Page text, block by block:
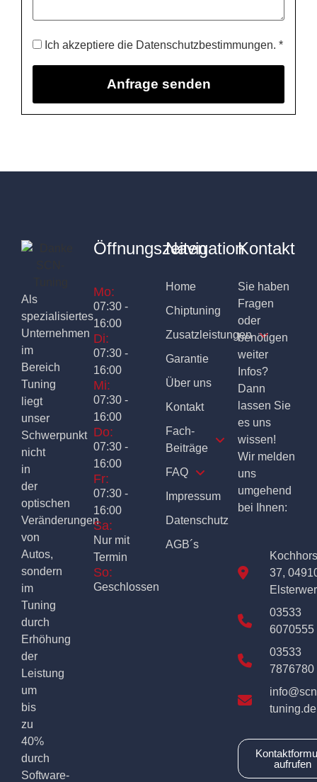
Ich akzeptiere die Datenschutzbestimmungen. *
Als
spezialisiertes
Unternehmen
im
Bereich
Tuning
liegt
unser
Schwerpunkt
nicht
in
der
optischen
Veränderungen
von
Autos,
sondern
im
Tuning
durch
Erhöhung
der
Leistung
um
bis
zu
40%
durch
Software-
Öffnungszeiten
Mo:
07:30 -
16:00
Di:
07:30 -
16:00
Mi:
07:30 -
16:00
Do:
07:30 -
16:00
Fr:
07:30 -
16:00
Sa:
Nur mit
Termin
So:
Geschlossen
Navigation
Home
Chiptuning
Zusatzleistungen
Garantie
Über uns
Kontakt
Fach-
Beiträge
FAQ
Impressum
Datenschutz
AGB´s
Kontakt
Sie haben
Fragen
oder
benötigen
weiter
Infos?
Dann
lassen Sie
es uns
wissen!
Wir melden
uns
umgehend
bei Ihnen:
37,
03533
6070555
03533
7876780
tuning.de
aufrufen